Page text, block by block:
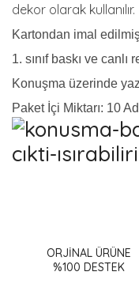
dekor olarak kullanılır.
Kartondan imal
1. sınıf baskı ve canlı
Konuşma üzerinde
Paket İçi Miktarı: 10
ORJİNAL ÜRÜNE
%100 DESTEK